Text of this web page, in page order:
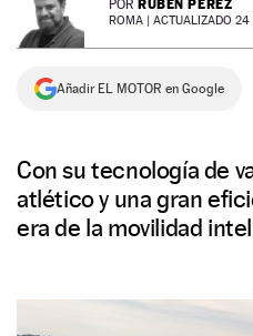
NEWSLETTER
SÍGUENOS
POR RUBÉN PÉREZ
ROMA | ACTUALIZADO
Añadir EL MOTOR en Google
Con su tecnología de
atlético y una gran
era de la movilidad